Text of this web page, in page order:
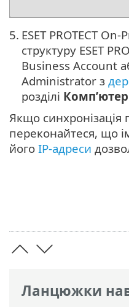
Ланцюжки
5. ESET PROTECT
структуру ESET
Business Account
Administrator з
розділі
Якщо синхронізація
переконайтеся, що
його IP-адреси